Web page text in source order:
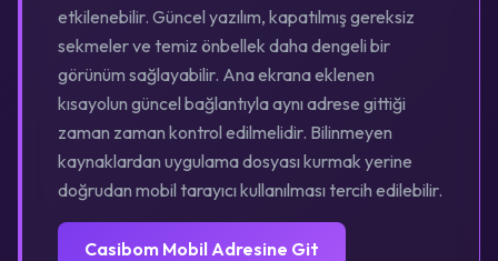
etkilenebilir. Güncel yazılım, kapatılmış gereksiz
sekmeler ve temiz önbellek daha dengeli bir
görünüm sağlayabilir. Ana ekrana eklenen
kısayolun güncel bağlantıyla aynı adrese gittiği
zaman zaman kontrol edilmelidir. Bilinmeyen
kaynaklardan uygulama dosyası kurmak yerine
doğrudan mobil tarayıcı kullanılması tercih edilebilir.
Casibom Mobil Adresine Git